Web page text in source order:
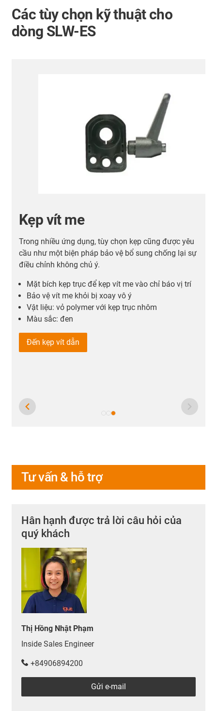
Các tùy chọn kỹ thuật cho
dòng SLW-ES
Kẹp vít me
Trong nhiều ứng dụng, tùy chọn kẹp cũng được yêu
cầu như một biện pháp bảo vệ bổ sung chống lại sự
điều chỉnh không chủ ý.
Mặt bích kẹp trục để kẹp vít me vào chỉ báo vị trí
Bảo vệ vít me khỏi bị xoay vô ý
Vật liệu: vỏ polymer với kẹp trục nhôm
Màu sắc: đen
Đến kẹp vít dẫn
Tư vấn & hỗ trợ
Hân hạnh được trả lời câu hỏi của
quý khách
Thị Hồng Nhật Phạm
Inside Sales Engineer
+84906894200
Gửi e-mail